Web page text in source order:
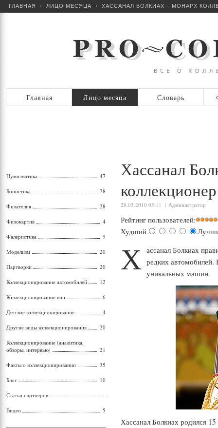
ГЛАВНАЯ ЛИЦО МЕСЯЦА ХАССАНАЛ БОЛКИАХ – МОНАРХ
Главная Лицо месяца Словарь
Хассанал
коллекционер
28.03.2010 05:11 Администратор
Рейтинг пользователей:
Худший
Х ассанал Болкиах
редких автомобилей.
уникальных машин.
Хассанал Болкиах родился
Нумизматика 47
Бонистика 28
Филателия 28
Филокартия 4
Фалеристика 9
Моделизм 20
Партворки 20
Коллекционирование автомобилей 12
Коллекционирование вин 6
Детское коллекционирование 4
Другие виды коллекционирования 20
Коллекционирование (аналитика,
обзоры, интервью)
21
Факты о коллекционировании 35
Блог 10
Статьи партнеров
Видео 5